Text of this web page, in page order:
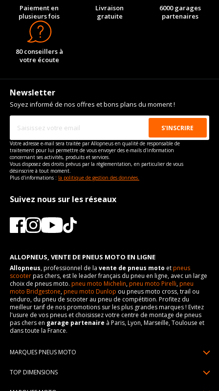
Paiement en
plusieurs fois
Livraison
gratuite
6000 garages
partenaires
80 conseillers à
votre écoute
Newsletter
Soyez informé de nos offres et bons plans du moment !
Votre adresse e-mail sera traitée par Allopneus en qualité de responsable de
traitement pour lui permettre de vous envoyer des e-mails d'information
concernant ses activités, produits et services.
Vous disposez des droits prévus par la règlementation, en particulier de vous
désinscrire à tout moment.
Plus d'informations : la politique de gestion des données.
Suivez nous sur les réseaux
ALLOPNEUS, VENTE DE PNEUS MOTO EN LIGNE
Allopneus, professionnel de la vente de pneus moto etpneus
scooterpas chers, est le leader français du pneu en ligne, avec un large
choix de pneus moto. pneu moto Michelin,pneu moto Pirelli,pneu
moto Bridgestone,pneu moto Dunlop ou pneus moto cross, trail ou
enduro, du pneu de scooter au pneu de compétition. Profitez du
meilleur tarif de nos promotions sur les plus grandes marques ! Evitez
l'usure de vos pneus et choisissez votre centre de montage de pneus
pas chers en garage partenaire à Paris, Lyon, Marseille, Toulouse et
dans toute la France.
MARQUES PNEUS MOTO
TOP DIMENSIONS